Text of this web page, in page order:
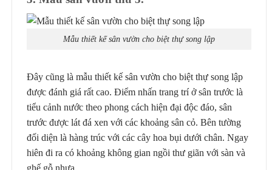
Mẫu thiết kế sân vườn cho biệt thự song lập
Đây cũng là mẫu thiết kế sân vườn cho biệt thự song lập
được đánh giá rất cao. Điểm nhấn trang trí ở sân trước là
tiểu cảnh nước theo phong cách hiện đại độc đáo, sân
trước được lát đá xen với các khoảng sân cỏ. Bên tường
đối diện là hàng trúc với các cây hoa bụi dưới chân. Ngay
hiên đi ra có khoảng không gian ngồi thư giãn với sàn và
ghế gỗ nhựa.